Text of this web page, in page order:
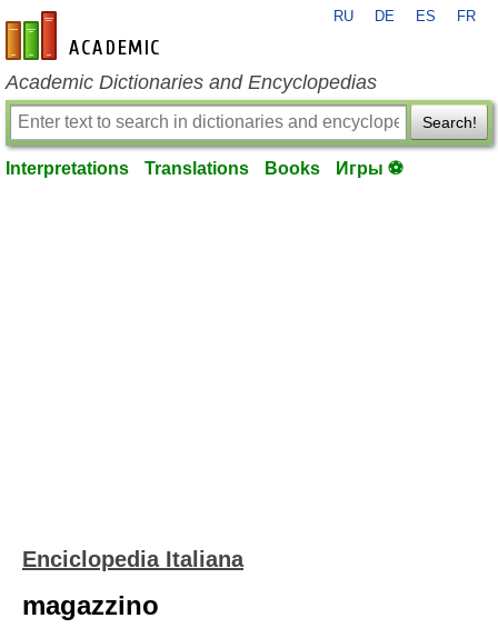
en-academic.com
RU DE ES FR
Academic Dictionaries and Encyclopedias
Search!
Interpretations Translations Books Игры ⚽
Enciclopedia Italiana
magazzino